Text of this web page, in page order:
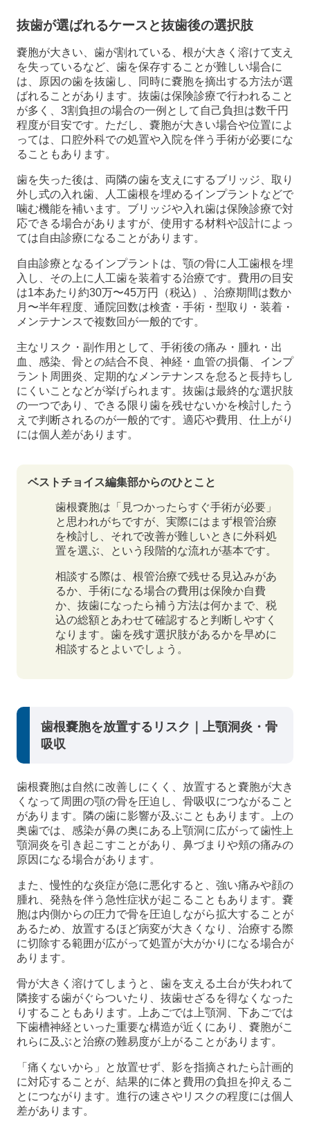
抜歯が選ばれるケースと抜歯後の選択肢
嚢胞が大きい、歯が割れている、根が大きく溶けて支え
を失っているなど、歯を保存することが難しい場合に
は、原因の歯を抜歯し、同時に嚢胞を摘出する方法が選
ばれることがあります。抜歯は保険診療で行われること
が多く、3割負担の場合の一例として自己負担は数千円
程度が目安です。ただし、嚢胞が大きい場合や位置によ
っては、口腔外科での処置や入院を伴う手術が必要にな
ることもあります。
歯を失った後は、両隣の歯を支えにするブリッジ、取り
外し式の入れ歯、人工歯根を埋めるインプラントなどで
噛む機能を補います。ブリッジや入れ歯は保険診療で対
応できる場合がありますが、使用する材料や設計によっ
ては自由診療になることがあります。
自由診療となるインプラントは、顎の骨に人工歯根を埋
入し、その上に人工歯を装着する治療です。費用の目安
は1本あたり約30万〜45万円（税込）、治療期間は数か
月〜半年程度、通院回数は検査・手術・型取り・装着・
メンテナンスで複数回が一般的です。
主なリスク・副作用として、手術後の痛み・腫れ・出
血、感染、骨との結合不良、神経・血管の損傷、インプ
ラント周囲炎、定期的なメンテナンスを怠ると長持ちし
にくいことなどが挙げられます。抜歯は最終的な選択肢
の一つであり、できる限り歯を残せないかを検討したう
えで判断されるのが一般的です。適応や費用、仕上がり
には個人差があります。
ベストチョイス編集部からのひとこと
歯根嚢胞は「見つかったらすぐ手術が必要」
と思われがちですが、実際にはまず根管治療
を検討し、それで改善が難しいときに外科処
置を選ぶ、という段階的な流れが基本です。
相談する際は、根管治療で残せる見込みがあ
るか、手術になる場合の費用は保険か自費
か、抜歯になったら補う方法は何かまで、税
込の総額とあわせて確認すると判断しやすく
なります。歯を残す選択肢があるかを早めに
相談するとよいでしょう。
歯根嚢胞を放置するリスク｜上顎洞炎・骨
吸収
歯根嚢胞は自然に改善しにくく、放置すると嚢胞が大き
くなって周囲の顎の骨を圧迫し、骨吸収につながること
があります。隣の歯に影響が及ぶこともあります。上の
奥歯では、感染が鼻の奥にある上顎洞に広がって歯性上
顎洞炎を引き起こすことがあり、鼻づまりや頬の痛みの
原因になる場合があります。
また、慢性的な炎症が急に悪化すると、強い痛みや顔の
腫れ、発熱を伴う急性症状が起こることもあります。嚢
胞は内側からの圧力で骨を圧迫しながら拡大することが
あるため、放置するほど病変が大きくなり、治療する際
に切除する範囲が広がって処置が大がかりになる場合が
あります。
骨が大きく溶けてしまうと、歯を支える土台が失われて
隣接する歯がぐらついたり、抜歯せざるを得なくなった
りすることもあります。上あごでは上顎洞、下あごでは
下歯槽神経といった重要な構造が近くにあり、嚢胞がこ
れらに及ぶと治療の難易度が上がることがあります。
「痛くないから」と放置せず、影を指摘されたら計画的
に対応することが、結果的に体と費用の負担を抑えるこ
とにつながります。進行の速さやリスクの程度には個人
差があります。